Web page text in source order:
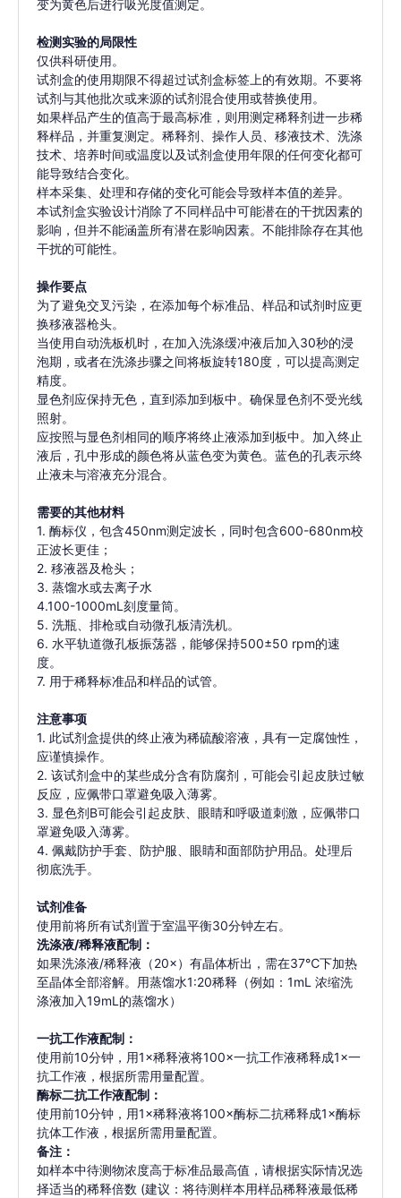
变为黄色后进行吸光度值测定。
检测实验的局限性
仅供科研使用。
试剂盒的使用期限不得超过试剂盒标签上的有效期。不要将
试剂与其他批次或来源的试剂混合使用或替换使用。
如果样品产生的值高于最高标准，则用测定稀释剂进一步稀
释样品，并重复测定。稀释剂、操作人员、移液技术、洗涤
技术、培养时间或温度以及试剂盒使用年限的任何变化都可
能导致结合变化。
样本采集、处理和存储的变化可能会导致样本值的差异。
本试剂盒实验设计消除了不同样品中可能潜在的干扰因素的
影响，但并不能涵盖所有潜在影响因素。不能排除存在其他
干扰的可能性。
操作要点
为了避免交叉污染，在添加每个标准品、样品和试剂时应更
换移液器枪头。
当使用自动洗板机时，在加入洗涤缓冲液后加入30秒的浸
泡期，或者在洗涤步骤之间将板旋转180度，可以提高测定
精度。
显色剂应保持无色，直到添加到板中。确保显色剂不受光线
照射。
应按照与显色剂相同的顺序将终止液添加到板中。加入终止
液后，孔中形成的颜色将从蓝色变为黄色。蓝色的孔表示终
止液未与溶液充分混合。
需要的其他材料
1. 酶标仪，包含450nm测定波长，同时包含600-680nm校
正波长更佳；
2. 移液器及枪头；
3. 蒸馏水或去离子水
4.100-1000mL刻度量筒。
5. 洗瓶、排枪或自动微孔板清洗机。
6. 水平轨道微孔板振荡器，能够保持500±50 rpm的速
度。
7. 用于稀释标准品和样品的试管。
注意事项
1. 此试剂盒提供的终止液为稀硫酸溶液，具有一定腐蚀性，
应谨慎操作。
2. 该试剂盒中的某些成分含有防腐剂，可能会引起皮肤过敏
反应，应佩带口罩避免吸入薄雾。
3. 显色剂B可能会引起皮肤、眼睛和呼吸道刺激，应佩带口
罩避免吸入薄雾。
4. 佩戴防护手套、防护服、眼睛和面部防护用品。处理后
彻底洗手。
试剂准备
使用前将所有试剂置于室温平衡30分钟左右。
洗涤液/稀释液配制：
如果洗涤液/稀释液（20×）有晶体析出，需在37℃下加热
⾄晶体全部溶解。用蒸馏水1:20稀释（例如：1mL 浓缩洗
涤液加入19mL的蒸馏水）
一抗工作液配制：
使用前10分钟，用1×稀释液将100×一抗工作液稀释成1×一
抗工作液，根据所需用量配置。
酶标二抗工作液配制：
使用前10分钟，用1×稀释液将100×酶标二抗稀释成1×酶标
抗体工作液，根据所需用量配置。
备注：
如样本中待测物浓度高于标准品最高值，请根据实际情况选
择适当的稀释倍数 (建议：将待测样本用样品稀释液最低稀